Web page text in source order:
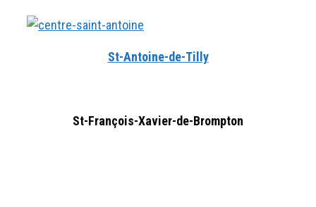
St-Antoine-de-Tilly
St-François-Xavier-de-Brompton